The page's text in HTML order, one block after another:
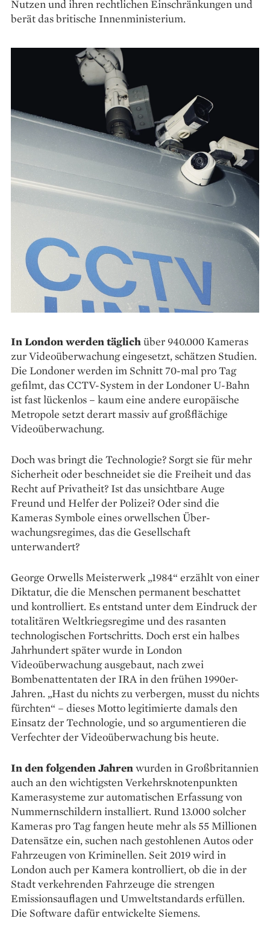
Nutzen und ihren rechtlichen Einschränkungen und
berät das britische Innenministerium.
In London werden täglichüber 940.000 Kameras
zur Videoüberwachung eingesetzt, schätzen Studien.
Die Londoner werden im Schnitt 70-mal pro Tag
gefilmt, das CCTV-System in der Londoner U-Bahn
ist fast lückenlos – kaum eine andere europäische
Metropole setzt derart massiv auf großflächige
Videoüberwachung.
Doch was bringt die Technologie? Sorgt sie für mehr
Sicherheit oder beschneidet sie die Freiheit und das
Recht auf Privatheit? Ist das unsichtbare Auge
Freund und Helfer der Polizei? Oder sind die
Kameras Symbole eines orwellschen Über­
wachungsregimes, das die Gesellschaft
unterwandert?
George Orwells Meisterwerk „1984“ erzählt von einer
Diktatur, die die Menschen permanent beschattet
und kontrolliert. Es entstand unter dem Eindruck der
totalitären Weltkriegsregime und des rasanten
technologischen Fortschritts. Doch erst ein halbes
Jahrhundert später wurde in London
Videoüberwachung ausgebaut, nach zwei
Bombenattentaten der IRA in den frühen 1990er-
Jahren. „Hast du nichts zu verbergen, musst du nichts
fürchten“ – dieses Motto legi­timierte damals den
Einsatz der Technologie, und so argumentieren die
Verfechter der Videoüberwachung bis heute.
In den folgenden Jahrenwurden in Groß­britannien
auch an den wichtigsten Verkehrs­knotenpunkten
Kamerasysteme zur automa­tischen Erfassung von
Nummernschildern installiert. Rund 13.000 solcher
Kameras pro Tag fangen heute mehr als 55 Millionen
Datensätze ein, suchen nach gestohlenen Autos oder
Fahrzeugen von Kriminellen. Seit 2019 wird in
London auch per Kamera kontrolliert, ob die in der
Stadt verkehrenden Fahrzeuge die strengen
Emissionsauf­lagen und Umweltstandards erfüllen.
Die Software dafür entwickelte Siemens.